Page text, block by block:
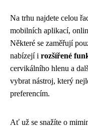
Na trhu najdete celou
mobilních aplikací,
Některé se zaměřují
nabízejí i rozšířené
cervikálního hlenu a
vybrat nástroj, který
preferencím.
Ať už se snažíte o